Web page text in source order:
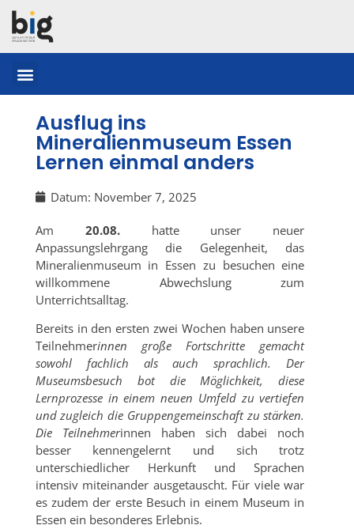
Ausflug ins
Mineralienmuseum Essen
Lernen einmal anders
Datum: November 7, 2025
Am 20.08.hatte unser neuer
Anpassungslehrgang die Gelegenheit, das
Mineralienmuseum in Essen zu besuchen eine
willkommene Abwechslung zum
Unterrichtsalltag.
Bereits in den ersten zwei Wochen haben unsere
Teilnehmerinnen große Fortschritte gemacht
sowohl fachlich als auch sprachlich. Der
Museumsbesuch bot die Möglichkeit, diese
Lernprozesse in einem neuen Umfeld zu vertiefen
und zugleich die Gruppengemeinschaft zu stärken.
Die Teilnehmerinnen haben sich dabei noch
besser kennengelernt und sich trotz
unterschiedlicher Herkunft und Sprachen
intensiv miteinander ausgetauscht. Für viele war
es zudem der erste Besuch in einem Museum in
Essen ein besonderes Erlebnis.